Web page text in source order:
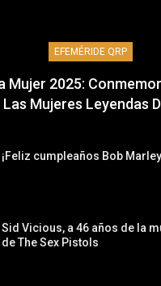
EFEMÉRIDE QRP
Mujer 2025:
Las Mujeres Leyendas
¡Feliz cumpleaños Bob
Sid Vicious, a 46 años de la
de The Sex Pistols